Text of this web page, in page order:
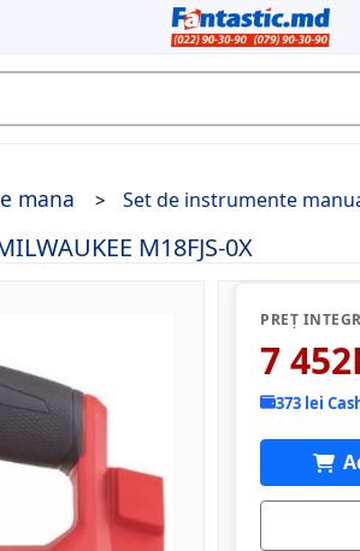
mana Set de instrumente
M18FJS-0X
PREȚ
7
373 lei